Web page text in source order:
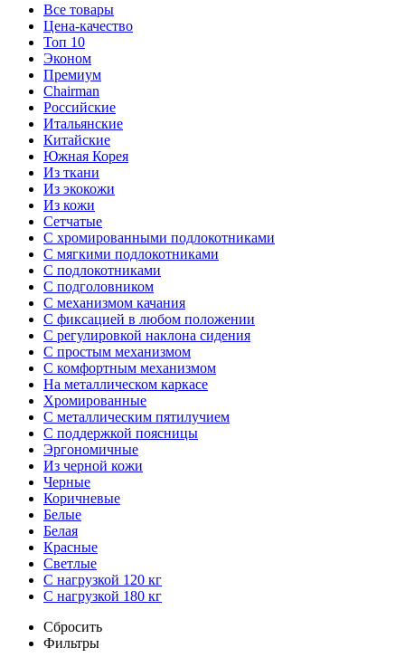
Все товары
Цена-качество
Топ 10
Эконом
Премиум
Chairman
Российские
Итальянские
Китайские
Южная Корея
Из ткани
Из экокожи
Из кожи
Сетчатые
С хромированными подлокотниками
С мягкими подлокотниками
C подлокотниками
С подголовником
С механизмом качания
С фиксацией в любом положении
С регулировкой наклона сидения
С простым механизмом
С комфортным механизмом
На металлическом каркасе
Хромированные
С металлическим пятилучием
С поддержкой поясницы
Эргономичные
Из черной кожи
Черные
Коричневые
Белые
Белая
Красные
Светлые
С нагрузкой 120 кг
С нагрузкой 180 кг
Сбросить
Фильтры